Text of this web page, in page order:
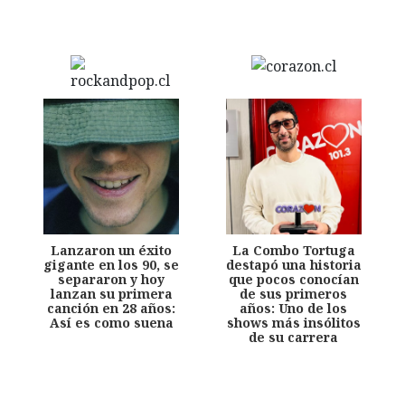
Lanzaron un éxito
gigante en los 90, se
separaron y hoy
lanzan su primera
canción en 28 años:
Así es como suena
La Combo Tortuga
destapó una historia
que pocos conocían
de sus primeros
años: Uno de los
shows más insólitos
de su carrera